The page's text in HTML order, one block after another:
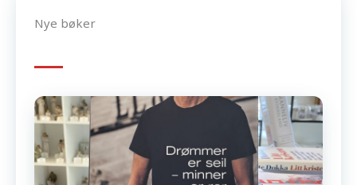
Nye bøker